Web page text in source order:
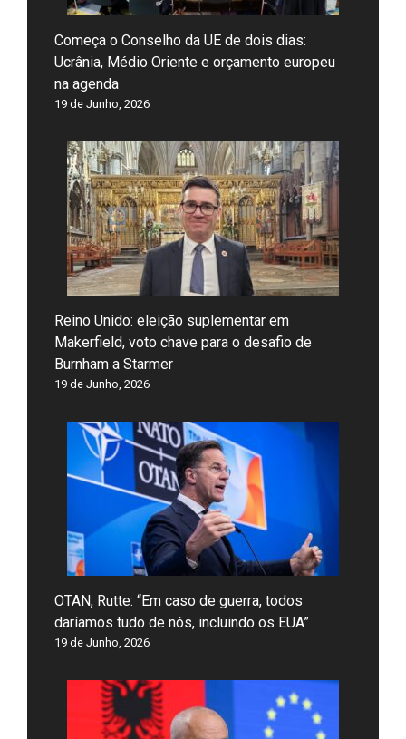
Começa o Conselho da UE de dois dias:
Ucrânia, Médio Oriente e orçamento europeu
na agenda
19 de Junho, 2026
Reino Unido: eleição suplementar em
Makerfield, voto chave para o desafio de
Burnham a Starmer
19 de Junho, 2026
OTAN, Rutte: “Em caso de guerra, todos
daríamos tudo de nós, incluindo os EUA”
19 de Junho, 2026